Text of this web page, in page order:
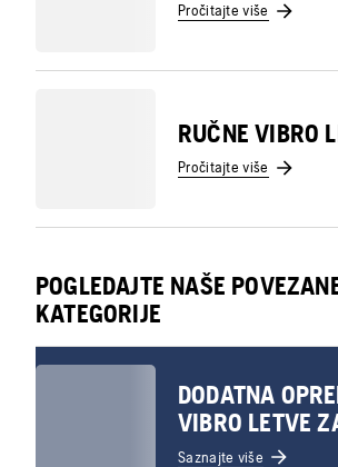
Pročitajte više
RUČNE VIBRO
Pročitajte više
POGLEDAJTE NAŠE
KATEGORIJE
DODATNA
VIBRO LETVE
Saznajte više